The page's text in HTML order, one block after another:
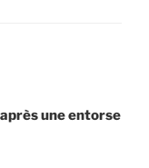
une entorse